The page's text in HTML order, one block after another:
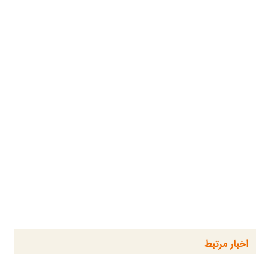
اخبار مرتبط